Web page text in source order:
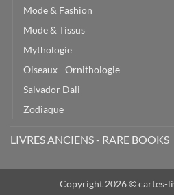
Mode & Fashion
Mode & Tissus
Mythologie
Oiseaux - Ornithologie
Salvador Dali
Zodiaque
LIVRES ANCIENS - RARE BOOKS
Copyright 2026 © cartes-